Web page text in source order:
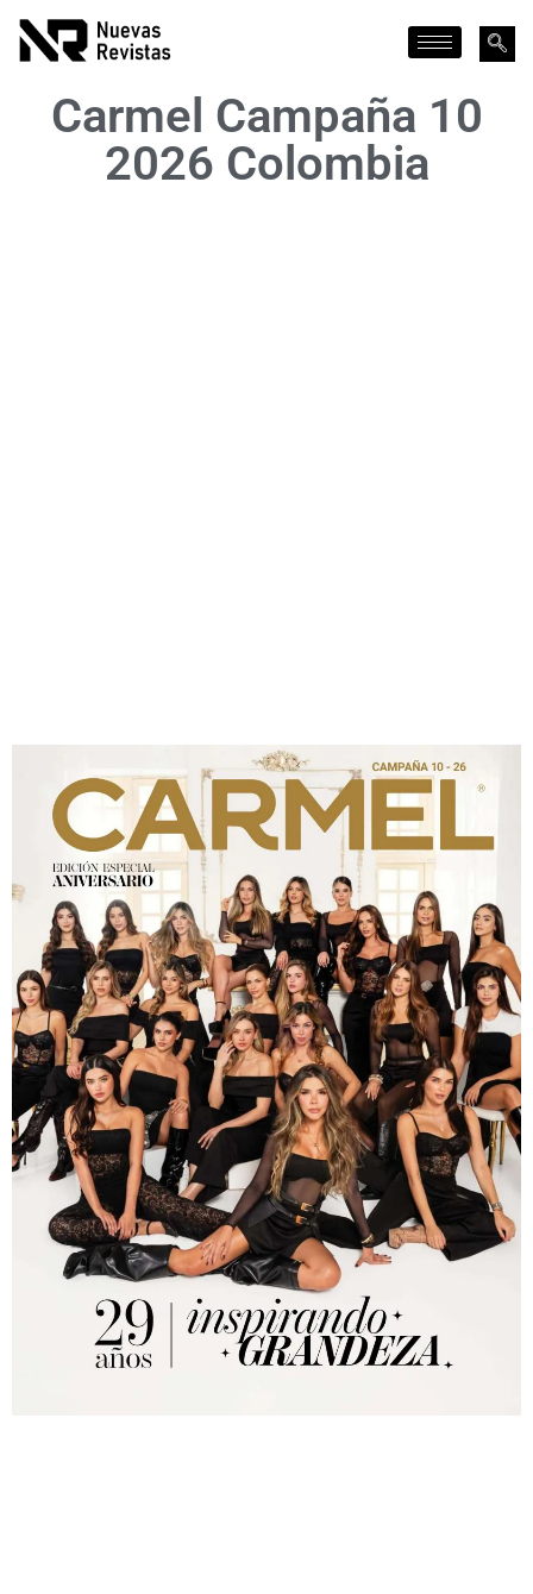
Carmel Campaña 10
2026 Colombia